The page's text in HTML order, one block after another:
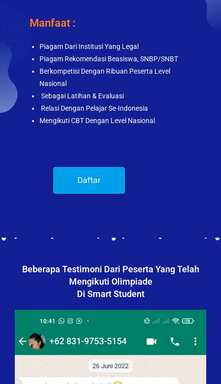
Manfaat :
Piagam Dari Institusi Yang Legal
Piagam Rekomendasi Beasiswa, SNBP/SNBT
Berkompetisi Dengan Ribuan Peserta Level
Nasional
Sebagai Latihan & Evaluasi
Relasi Dengan Pelajar Se-Indonesia
Mengikuti CBT Dengan Level Nasional
Daftar
Beberapa Testimoni Dari Peserta Yang Telah
Mengikuti Olimpiade
Di Smart Student